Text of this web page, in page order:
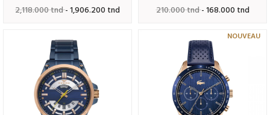
2,118.000 tnd- 1,906.200 tnd
210.000 tnd- 168.000 tnd
NOUVEAU